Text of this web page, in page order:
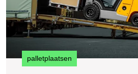
palletplaatsen